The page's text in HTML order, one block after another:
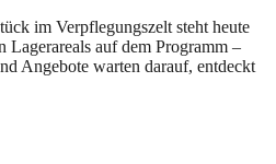
im Verpflegungszelt steht heute
Lagerareals auf dem Programm –
Angebote warten darauf, entdeckt